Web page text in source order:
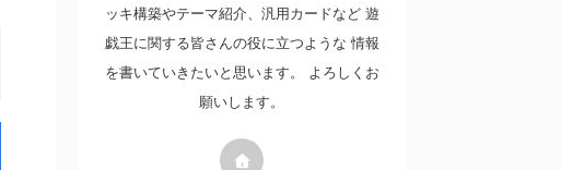
ッキ構築やテーマ紹介、汎用カードなど 遊
戯王に関する皆さんの役に立つような 情報
を書いていきたいと思います。 よろしくお
願いします。